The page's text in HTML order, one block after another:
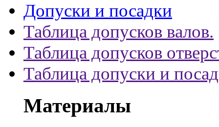
Допуски и посадки
Таблица допусков валов.
Таблица допусков
Таблица допуски и
Материалы